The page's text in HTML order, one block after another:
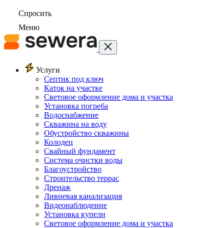
Спросить
Меню
Услуги
Септик под ключ
Каток на участке
Световое оформление дома и участка
Установка погреба
Водоснабжение
Скважина на воду
Обустройство скважины
Колодец
Свайный фундамент
Система очистки воды
Благоустройство
Строительство террас
Дренаж
Ливневая канализация
Видеонаблюдение
Установка купели
Световое оформление дома и участка